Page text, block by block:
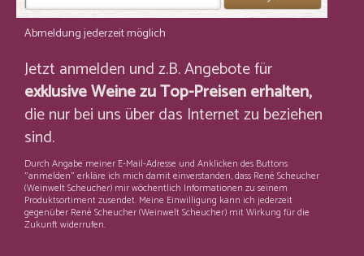
Abmeldung jederzeit möglich
Jetzt anmelden und z.B. Angebote für
exklusive Weine zu Top-Preisen erhalten,
die nur bei uns über das Internet zu beziehen
sind.
Durch Angabe meiner E-Mail-Adresse und Anklicken des Buttons
"anmelden" erkläre ich mich damit einverstanden, dass René Scheucher
(Weinwelt Scheucher) mir wöchentlich Informationen zu seinem
Produktsortiment zusendet. Meine Einwilligung kann ich jederzeit
gegenüber René Scheucher (Weinwelt Scheucher) mit Wirkung für die
Zukunft widerrufen.